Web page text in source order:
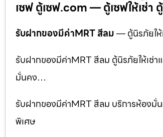
เซฟ ตู้เซฟ.com — ตู้เซฟให้เช่า
รับฝากของมีค่าMRT สีลม— ตู้นิรภัยให้
รับฝากของมีค่าMRT สีลม ตู้นิรภัยให้เช่า
มั่นคง…
รับฝากของมีค่าMRT สีลม บริการห้องมั่
พิเศษ